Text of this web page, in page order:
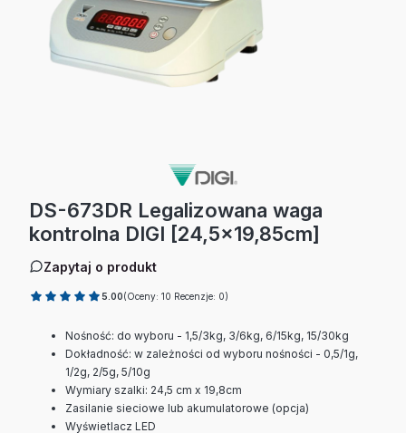
DS-673DR Legalizowana waga
kontrolna DIGI [24,5x19,85cm]
Zapytaj o produkt
5.00(Oceny: 10 Recenzje: 0)
Nośność: do wyboru - 1,5/3kg, 3/6kg, 6/15kg, 15/30kg
Dokładność: w zależności od wyboru nośności - 0,5/1g,
1/2g, 2/5g, 5/10g
Wymiary szalki: 24,5 cm x 19,8cm
Zasilanie sieciowe lub akumulatorowe (opcja)
Wyświetlacz LED